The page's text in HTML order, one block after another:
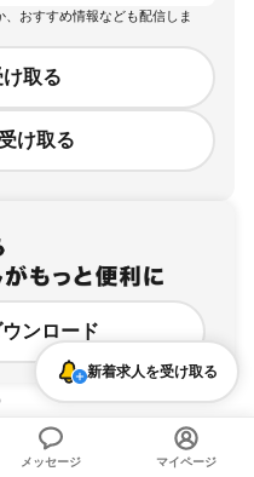
、おすすめ情報なども配信しま
取る
け取る
ンロード
新着求人を受け取る
メッセージ マイページ